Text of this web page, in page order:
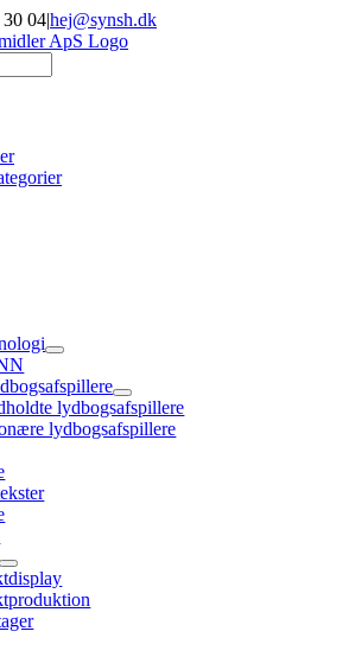
04|hej@synsh.dk
lydbogsafspillere
lydbogsafspillere